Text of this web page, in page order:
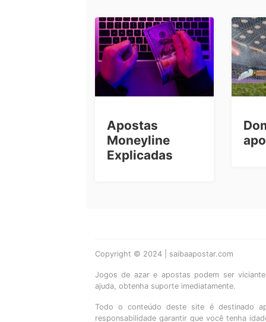
Apostas
Moneyline
Explicadas
Copyright © 2024 | saibaapostar.com
Jogos de azar e apostas podem ser
ajuda, obtenha suporte imediatamente.
Todo o conteúdo deste site é destinado
responsabilidade garantir que você tenha